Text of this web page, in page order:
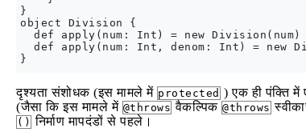
}
object Division {
  def apply(num: Int) = new Division(num)
def apply(num: Int, denom: Int) = new
दृश्यता संशोधक (इस मामले में protected ) एक ही पंक्ति में
(जैसा कि इस मामले में @throws वैकल्पिक @throws
() निर्माण मापदंडों से पहले।